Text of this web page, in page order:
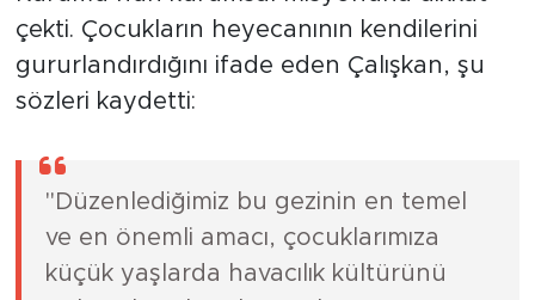
çekti. Çocukların heyecanının kendilerini
gururlandırdığını ifade eden Çalışkan, şu
sözleri kaydetti:
"Düzenlediğimiz bu gezinin en temel
ve en önemli amacı, çocuklarımıza
küçük yaşlarda havacılık kültürünü